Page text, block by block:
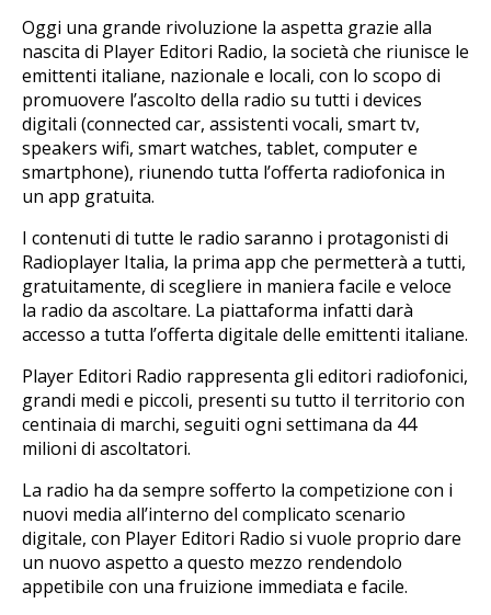
Oggi una grande rivoluzione la aspetta grazie alla
nascita di Player Editori Radio, la società che riunisce le
emittenti italiane, nazionale e locali, con lo scopo di
promuovere l’ascolto della radio su tutti i devices
digitali (connected car, assistenti vocali, smart tv,
speakers wifi, smart watches, tablet, computer e
smartphone), riunendo tutta l’offerta radiofonica in
un app gratuita.
I contenuti di tutte le radio saranno i protagonisti di
Radioplayer Italia, la prima app che permetterà a tutti,
gratuitamente, di scegliere in maniera facile e veloce
la radio da ascoltare. La piattaforma infatti darà
accesso a tutta l’offerta digitale delle emittenti italiane.
Player Editori Radio rappresenta gli editori radiofonici,
grandi medi e piccoli, presenti su tutto il territorio con
centinaia di marchi, seguiti ogni settimana da 44
milioni di ascoltatori.
La radio ha da sempre sofferto la competizione con i
nuovi media all’interno del complicato scenario
digitale, con Player Editori Radio si vuole proprio dare
un nuovo aspetto a questo mezzo rendendolo
appetibile con una fruizione immediata e facile.